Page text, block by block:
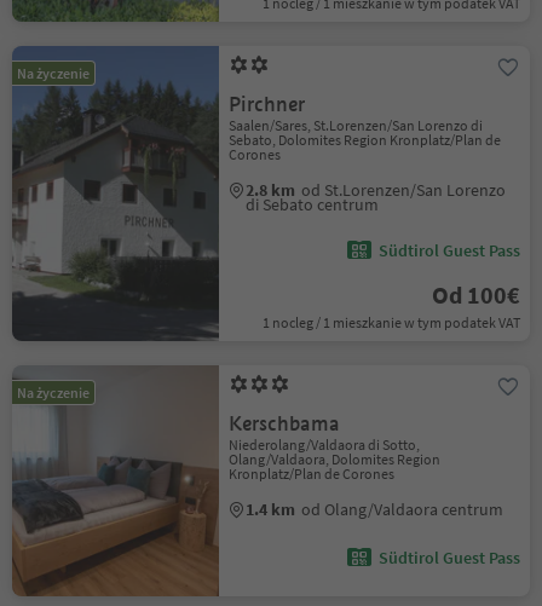
Na życzenie
Pirchner
Saalen/Sares, St.Lorenzen/San Lorenzo di
Sebato, Dolomites Region Kronplatz/Plan de
Corones
2.8 km od St.Lorenzen/San Lorenzo
di Sebato centrum
Südtirol Guest Pass
Od 100€
1 nocleg / 1 mieszkanie w tym podatek VAT
Na życzenie
Kerschbama
Niederolang/Valdaora di Sotto,
Olang/Valdaora, Dolomites Region
Kronplatz/Plan de Corones
1.4 km od Olang/Valdaora centrum
Südtirol Guest Pass